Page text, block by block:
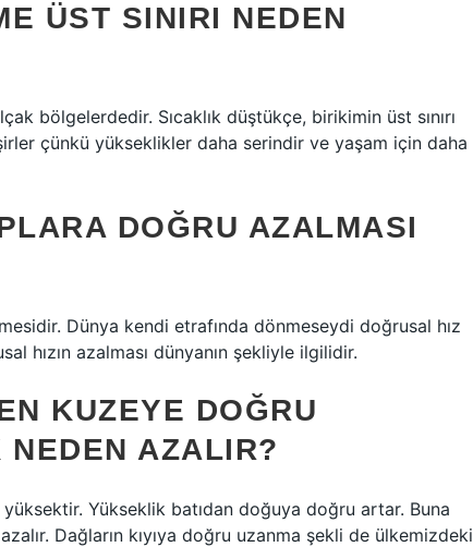
ÜST SINIRI NEDEN
bölgelerdedir. Sıcaklık düştükçe, birikimin üst sınırı
çünkü yükseklikler daha serindir ve yaşam için daha
DOĞRU AZALMASI
Dünya kendi etrafında dönmeseydi doğrusal hız
hızın azalması dünyanın şekliyle ilgilidir.
KUZEYE DOĞRU
AZALIR?
Yükseklik batıdan doğuya doğru artar. Buna
Dağların kıyıya doğru uzanma şekli de ülkemizdeki